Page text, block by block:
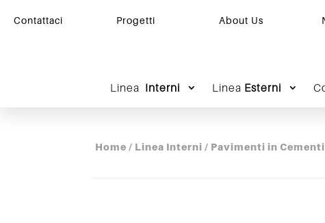
Contattaci Progetti About Us
Linea Interni Linea Esterni
Home / Linea Interni / Pavimenti in